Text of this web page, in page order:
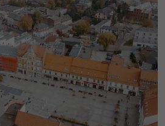
niektóre
funkcje
znikną ze
strony
internetowej.
Marketing
Dzieląc się swoimi
zainteresowaniami i